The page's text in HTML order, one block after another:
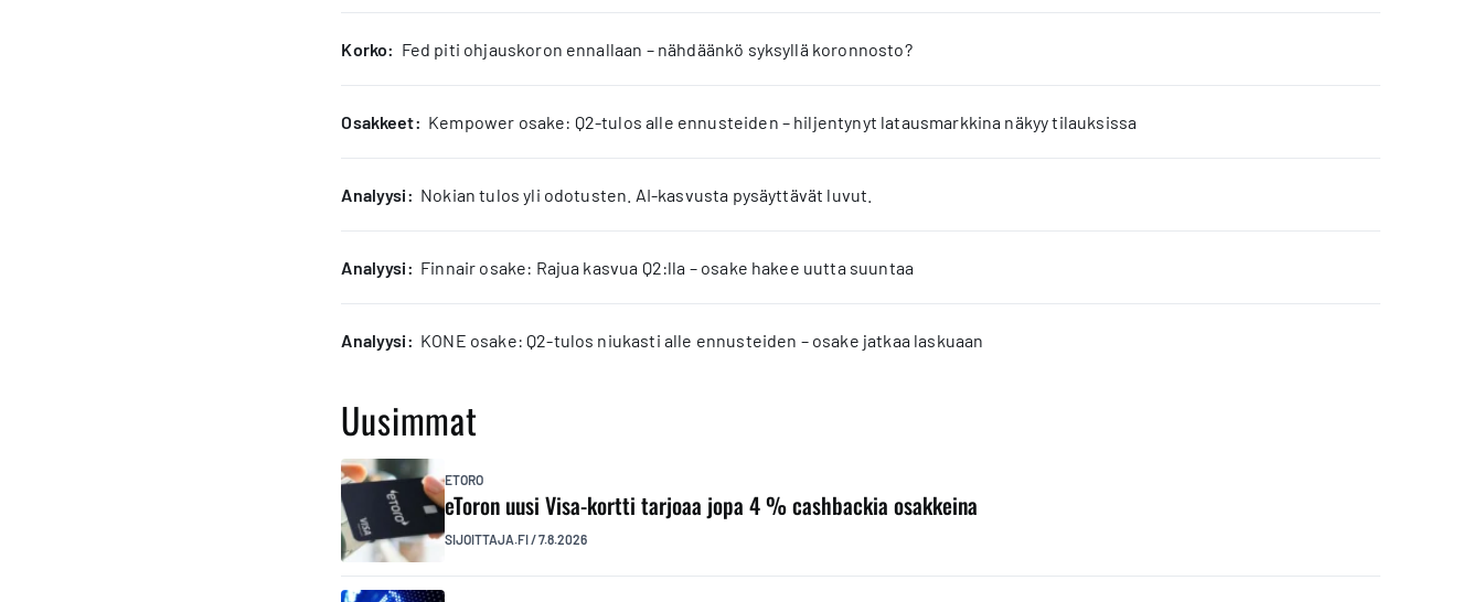
korko: Fed piti ohjauskoron ennallaan – nähdäänkö syksyllä koronnosto?
osakkeet: Kempower osake: Q2-tulos alle ennusteiden – hiljentynyt latausmarkkina näkyy tilauksissa
analyysi: Nokian tulos yli odotusten. AI-kasvusta pysäyttävät luvut.
analyysi: Finnair osake: Rajua kasvua Q2:lla – osake hakee uutta suuntaa
analyysi: KONE osake: Q2-tulos niukasti alle ennusteiden – osake jatkaa laskuaan
Uusimmat
ETORO
eToron uusi Visa-kortti tarjoaa jopa 4 % cashbackia osakkeina
SIJOITTAJA.FI/7.8.2026